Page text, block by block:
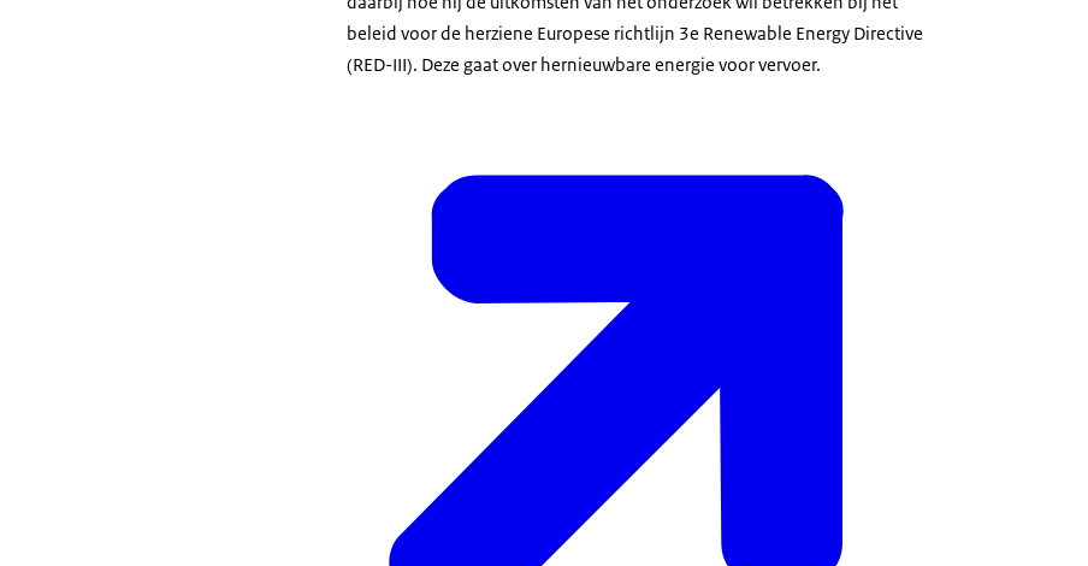
beleid voor de herziene Europese richtlijn 3e Renewable Energy Directive
(RED-III). Deze gaat over hernieuwbare energie voor vervoer.